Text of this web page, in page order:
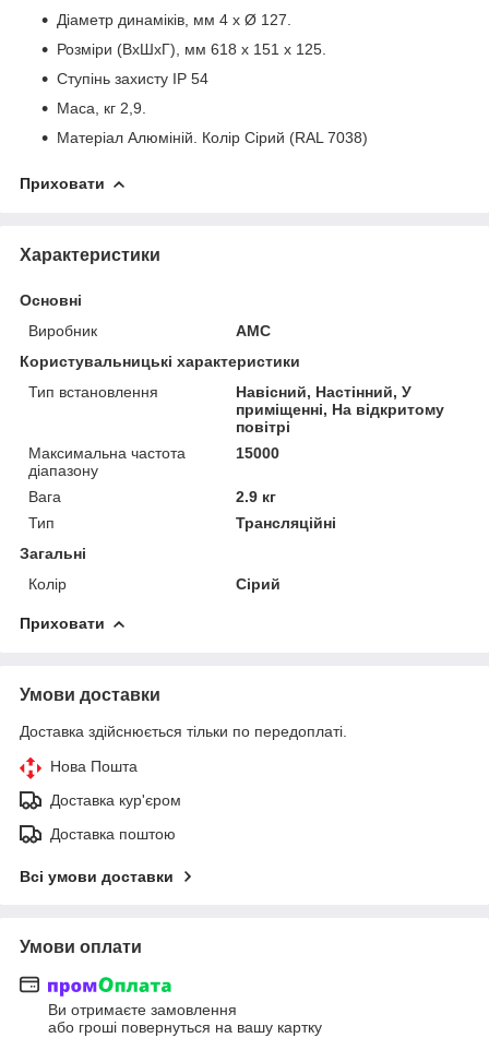
Діаметр динаміків, мм 4 х Ø 127.
Розміри (ВхШхГ), мм 618 х 151 х 125.
Ступінь захисту IP 54
Маса, кг 2,9.
Матеріал Алюміній. Колір Сірий (RAL 7038)
Приховати
Характеристики
Основні
Виробник
AMC
Користувальницькі характеристики
Тип встановлення
Навісний, Настінний, У
приміщенні, На відкритому
повітрі
Максимальна частота
діапазону
15000
Вага
2.9 кг
Тип
Трансляційні
Загальні
Колір
Сірий
Приховати
Умови доставки
Доставка здійснюється тільки по передоплаті.
Нова Пошта
Доставка кур'єром
Доставка поштою
Всі умови доставки
Умови оплати
Ви отримаєте замовлення
або гроші повернуться на вашу картку